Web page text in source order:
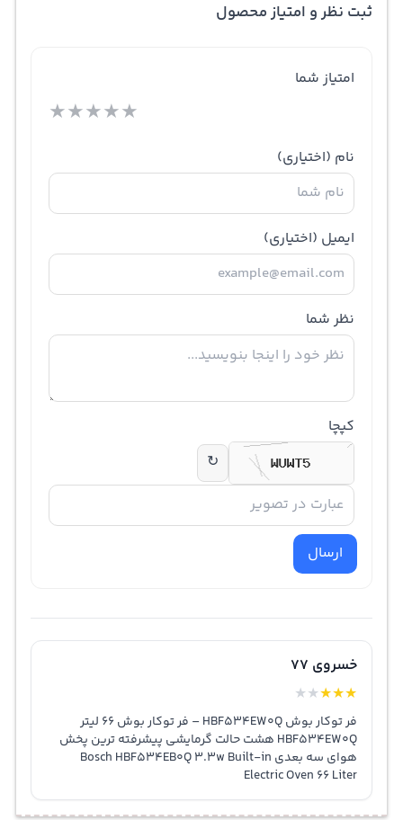
ثبت نظر و امتیاز محصول
امتیاز شما
★★★★★
نام (اختیاری)
ایمیل (اختیاری)
نظر شما
کپچا
↻
ارسال
خسروی 77
★
★
★
★
★
فر توکار بوش HBF534EW0Q – فر توکار بوش 66 لیتر
HBF534EW0Q هشت حالت گرمایشی پیشرفته ترین پخش
هوای سه بعدی Bosch HBF534EB0Q 3.3w Built-in
Electric Oven 66 Liter